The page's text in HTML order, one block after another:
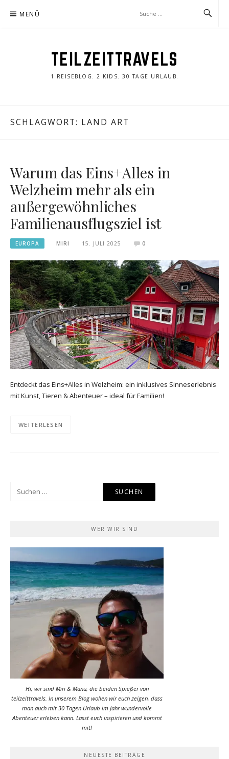
Inhalt MENÜ
TEILZEITTRAVELS
1 REISEBLOG. 2 KIDS. 30 TAGE URLAUB.
SCHLAGWORT: LAND ART
Warum das Eins+Alles in
Welzheim mehr als ein
außergewöhnliches
Familienausflugsziel ist
EUROPA MIRI 15. JULI 2025 0
Entdeckt das Eins+Alles in Welzheim: ein inklusives Sinneserlebnis
mit Kunst, Tieren & Abenteuer – ideal für Familien!
WEITERLESEN
Suchen
WER WIR SIND
Hi, wir sind Miri & Manu, die beiden Spießer von
teilzeittravels. In unserem Blog wollen wir euch zeigen, dass
man auch mit 30 Tagen Urlaub im Jahr wundervolle
Abenteuer erleben kann. Lasst euch inspirieren und kommt
mit!
NEUESTE BEITRÄGE